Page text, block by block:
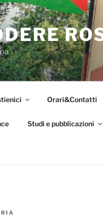
Orari&Contatti
Studi e pubblicazioni